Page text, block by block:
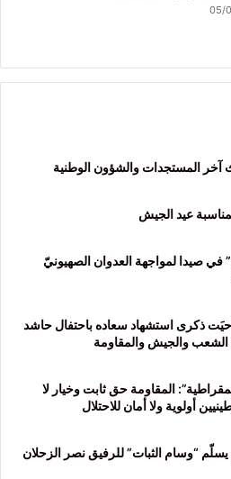
05/
المستجدات والشؤون الوطنية
عيد الجيش
في صيدا لمواجهة العدوان الصهيونيّ
ذكرى استشهاد سعاده باحتفال حاشد
الشعب والجيش والمقاومة
المقاومة حق ثابت وخيار لا
أولوية ولا أمان للاحتلال
“وسام الثبات” للرفيق نصر الزحلان